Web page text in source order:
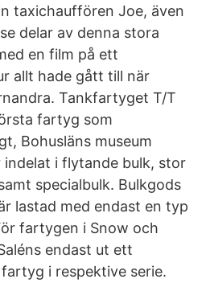
taxichauffören Joe, även
delar av denna stora
en film på ett
allt hade gått till när
Tankfartyget T/T
fartyg som
Bohusläns museum
indelat i flytande bulk, stor
specialbulk. Bulkgods
lastad med endast en typ
fartygen i Snow och
endast ut ett
i respektive serie.